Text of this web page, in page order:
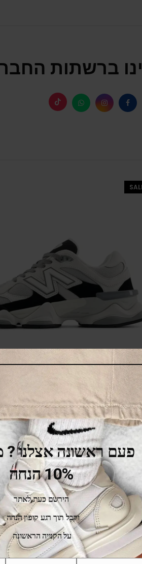
ברשתות
Balance 9060 Off White Black
850.00₪
669.00 ₪
SALE
פעם ראשונה אצלנו ?
10% הנחה
הירשם כעת לאתר
וקבל תוך רגע קופון הנחה
על הקנייה הראשונה